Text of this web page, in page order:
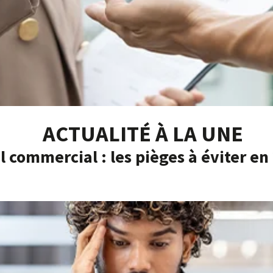
ACTUALITÉ À LA UNE
commercial : les pièges à éviter en